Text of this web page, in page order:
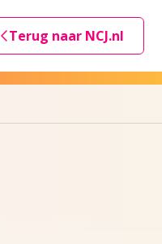
Terug naar NCJ.nl
Deze link stuurt je terug